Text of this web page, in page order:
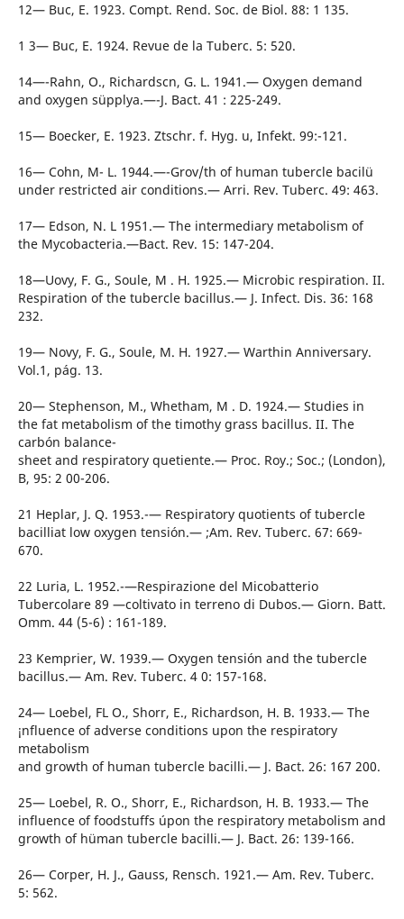
12— Buc, E. 1923. Compt. Rend. Soc. de Biol. 88: 1 135.
1 3— Buc, E. 1924. Revue de la Tuberc. 5: 520.
14—-Rahn, O., Richardscn, G. L. 1941.— Oxygen demand
and oxygen süpplya.—-J. Bact. 41 : 225-249.
15— Boecker, E. 1923. Ztschr. f. Hyg. u, Infekt. 99:-121.
16— Cohn, M- L. 1944.—-Grov/th of human tubercle bacilü
under restricted air conditions.— Arri. Rev. Tuberc. 49: 463.
17— Edson, N. L 1951.— The intermediary metabolism of
the Mycobacteria.—Bact. Rev. 15: 147-204.
18—Uovy, F. G., Soule, M . H. 1925.— Microbic respiration. II.
Respiration of the tubercle bacillus.— J. Infect. Dis. 36: 168
232.
19— Novy, F. G., Soule, M. H. 1927.— Warthin Anniversary.
Vol.1, pág. 13.
20— Stephenson, M., Whetham, M . D. 1924.— Studies in
the fat metabolism of the timothy grass bacillus. II. The
carbón balance-
sheet and respiratory quetiente.— Proc. Roy.; Soc.; (London),
B, 95: 2 00-206.
21 Heplar, J. Q. 1953.-— Respiratory quotients of tubercle
bacilliat low oxygen tensión.— ;Am. Rev. Tuberc. 67: 669-
670.
22 Luria, L. 1952.-—Respirazione del Micobatterio
Tubercolare 89 —coltivato in terreno di Dubos.— Giorn. Batt.
Omm. 44 (5-6) : 161-189.
23 Kemprier, W. 1939.— Oxygen tensión and the tubercle
bacillus.— Am. Rev. Tuberc. 4 0: 157-168.
24— Loebel, FL O., Shorr, E., Richardson, H. B. 1933.— The
¡nfluence of adverse conditions upon the respiratory
metabolism
and growth of human tubercle bacilli.— J. Bact. 26: 167 200.
25— Loebel, R. O., Shorr, E., Richardson, H. B. 1933.— The
influence of foodstuffs úpon the respiratory metabolism and
growth of hüman tubercle bacilli.— J. Bact. 26: 139-166.
26— Corper, H. J., Gauss, Rensch. 1921.— Am. Rev. Tuberc.
5: 562.